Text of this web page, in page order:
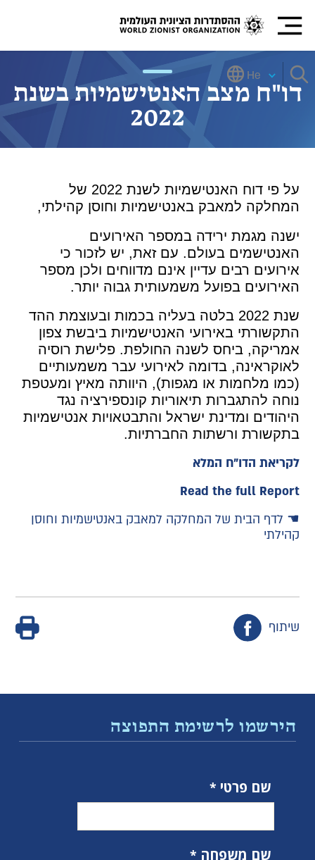
He
דו"ח מצב האנטישמיות בשנת
2022
על פי דוח האנטישמיות לשנת 2022 של
המחלקה למאבק באנטישמיות וחוסן קהילתי,
ישנה מגמת ירידה במספר האירועים
האנטישמים בעולם. עם זאת, יש לזכור כי
אירועים רבים עדיין אינם מדווחים ולכן מספר
האירועים בפועל משמעותית גבוה יותר.
שנת 2022 בלטה בעליה בכמות ובעוצמת ההד
התקשורתי באירועי האנטישמיות ביבשת צפון
אמריקה, ביחס לשנה החולפת. פלישת רוסיה
לאוקראינה, בדומה לאירועי עבר משמעותיים
(כמו מלחמות או מגפות), היוותה מאיץ ומעטפת
נוחה להתגברות תיאוריות קונספירציה נגד
היהודים ומדינת ישראל והתבטאויות אנטישמיות
בתקשורת ורשתות החברתיות.
לקריאת הדו"ח המלא
Read the full Report
☚ לדף הבית של המחלקה למאבק באנטישמיות וחוסן
קהילתי
שיתוף
הירשמו לרשימת התפוצה
שם פרטי
שם משפחה